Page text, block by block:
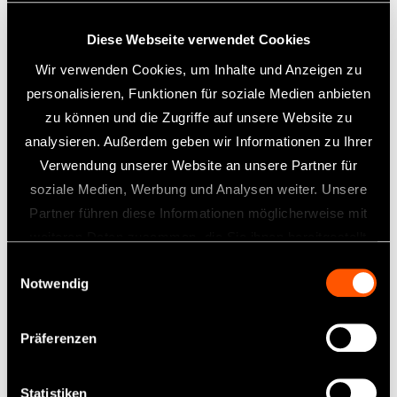
Diese Webseite verwendet Cookies
Wir verwenden Cookies, um Inhalte und Anzeigen zu
personalisieren, Funktionen für soziale Medien anbieten
zu können und die Zugriffe auf unsere Website zu
analysieren. Außerdem geben wir Informationen zu Ihrer
Verwendung unserer Website an unsere Partner für
soziale Medien, Werbung und Analysen weiter. Unsere
Partner führen diese Informationen möglicherweise mit
Notwendig
Präferenzen
Statistiken
Reparaturservice
Servicezeiten: Mo bis Do 8-17
Uhr, Fr 8-14 Uhr
fax
+49 (0)6196 77606-39